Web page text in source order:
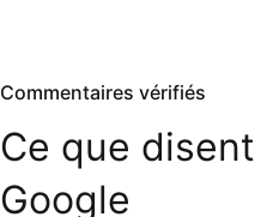
Commentaires vérifiés
Ce que disent
Google